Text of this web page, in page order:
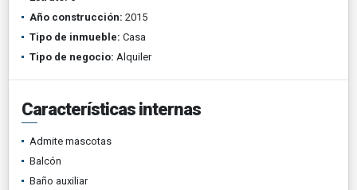
Año construcción: 2015
Tipo de inmueble: Casa
Tipo de negocio: Alquiler
Características internas
Admite mascotas
Balcón
Baño auxiliar